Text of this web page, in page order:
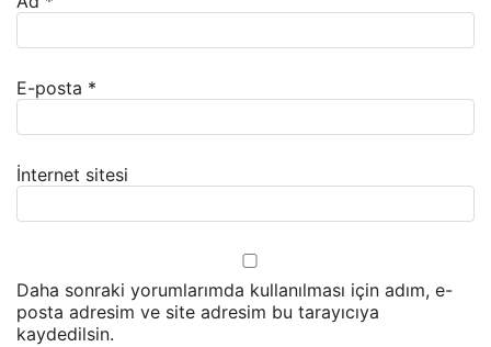
E-posta *
İnternet sitesi
Daha sonraki yorumlarımda kullanılması için adım, e-
posta adresim ve site adresim bu tarayıcıya
kaydedilsin.